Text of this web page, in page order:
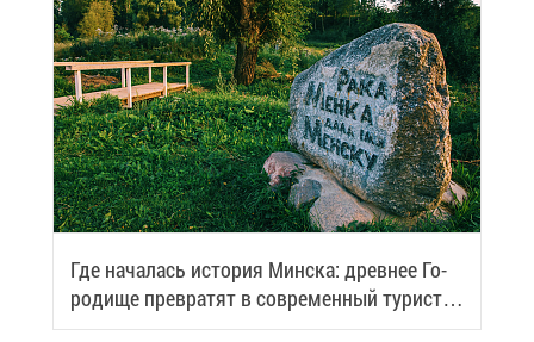
Где на­ча­лась ис­то­рия Мин­ска: древ­нее Го­
ро­ди­ще пре­вра­тят в со­вре­мен­ный ту­ри­сти­
че­ский центр